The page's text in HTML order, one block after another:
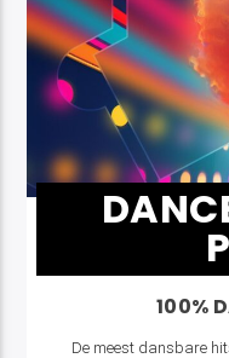
100%
De meest dansbare